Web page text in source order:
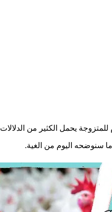
للمتزوجة يحمل الكثير من
ما سنوضحه اليوم من الغية.